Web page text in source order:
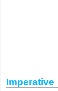
Imperative